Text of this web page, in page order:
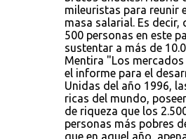
mileuristas para reunir
masa salarial. Es decir,
500 personas en este
sustentar a más de
Mentira "Los
el informe para el
Unidas del año 1996,
ricas del mundo,
de riqueza que los
personas más pobres
que en aquel año,